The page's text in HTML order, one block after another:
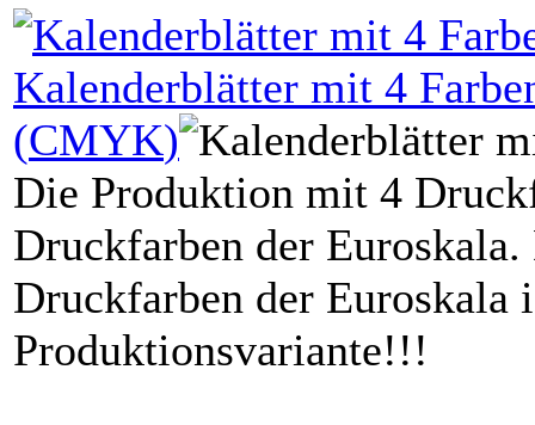
Kalenderblätter mit 4
(CMYK)
Die Produktion mit 4
Druckfarben der
Druckfarben der Euroskala
Produktionsvariante!!!